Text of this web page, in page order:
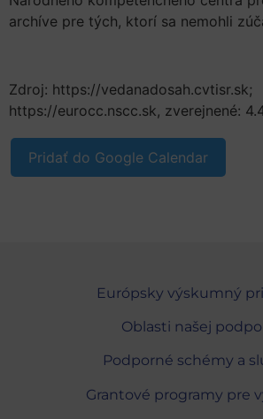
archíve pre tých, ktorí sa nemohli
Zdroj: https://vedanadosah.cvtisr.sk;
https://eurocc.nscc.sk, zverejnené:
Pridať do Google Calendar
Európsky výskumný
Oblasti našej
Podporné schémy a
Grantové programy pre